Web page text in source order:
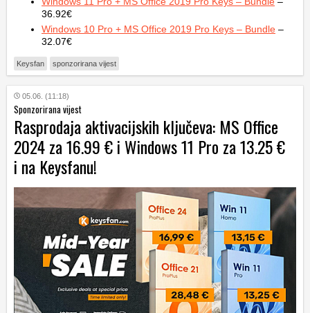
36.92€
Windows 10 Pro + MS Office 2019 Pro Keys – Bundle –
32.07€
Keysfan sponzorirana vijest
05.06. (11:18)
Sponzorirana vijest
Rasprodaja aktivacijskih ključeva: MS Office
2024 za 16.99 € i Windows 11 Pro za 13.25 €
i na Keysfanu!